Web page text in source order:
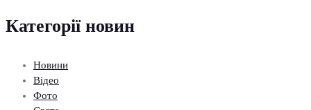
Категорії новин
Новини
Відео
Фото